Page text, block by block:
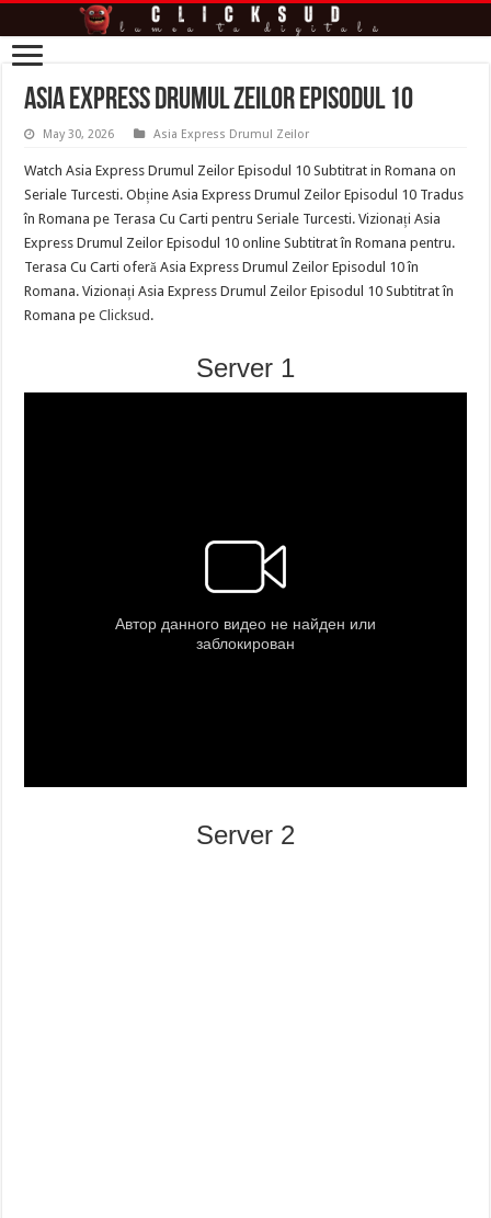
Asia Express Drumul Zeilor Episodul 10
May 30, 2026 Asia Express Drumul Zeilor
Watch Asia Express Drumul Zeilor Episodul 10 Subtitrat in Romana on
Seriale Turcesti. Obține Asia Express Drumul Zeilor Episodul 10 Tradus
în Romana pe Terasa Cu Carti pentru Seriale Turcesti. Vizionați Asia
Express Drumul Zeilor Episodul 10 online Subtitrat în Romana pentru.
Terasa Cu Carti oferă Asia Express Drumul Zeilor Episodul 10 în
Romana. Vizionați Asia Express Drumul Zeilor Episodul 10 Subtitrat în
Romana peClicksud .
Server 1
Server 2